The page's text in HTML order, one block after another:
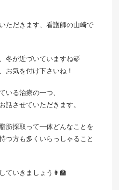
ただきます、看護師の山崎で
冬が近づいていますね🍃
お気を付け下さいね！
いる治療の一つ、
話させていただきます。
肪採取って一体どんなことを
つ方も多くいらっしゃること
ていきましょう👩‍🏫